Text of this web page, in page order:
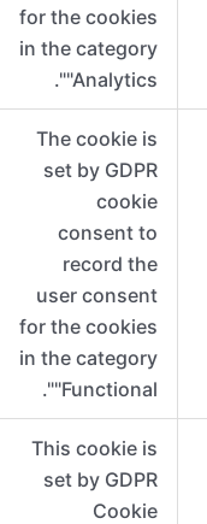
for the cookies
in the category
"Analytics".
The cookie is
set by GDPR
cookie
consent to
record the
user consent
for the cookies
in the category
"Functional".
This cookie is
set by GDPR
Cookie